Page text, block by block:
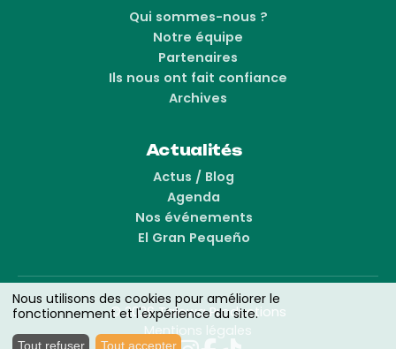
Qui sommes-nous ?
Notre équipe
Partenaires
Ils nous ont fait confiance
Archives
Actualités
Actus / Blog
Agenda
Nos événements
El Gran Pequeño
© 2026 Talowa Productions
Mentions légales
Nous utilisons des cookies pour améliorer le
fonctionnement et l'expérience du site.
Tout refuser Tout accepter